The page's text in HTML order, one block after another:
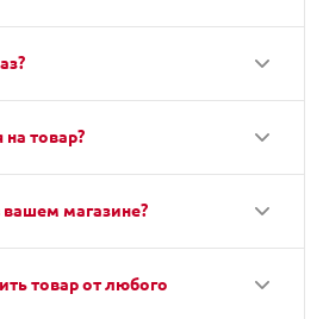
на товар?
вашем магазине?
товар от любого